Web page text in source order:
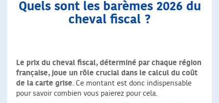
Quels sont les barèmes 2026 du
cheval fiscal ?
Le prix du cheval fiscal, déterminé par chaque région
française, joue un rôle crucial dans le calcul du coût
de la carte grise. Ce montant est donc indispensable
pour savoir combien vous paierez pour cela.